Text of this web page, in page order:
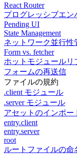
React Router
プログレッシブエン
Pending UI
State Management
ネットワーク並行性
Form vs. fetcher
ホットモジュールリ
フォームの再送信
ファイルの規約
.client モジュール
.server モジュール
アセットのインポー
entry.client
entry.server
root
ルートファイルの命